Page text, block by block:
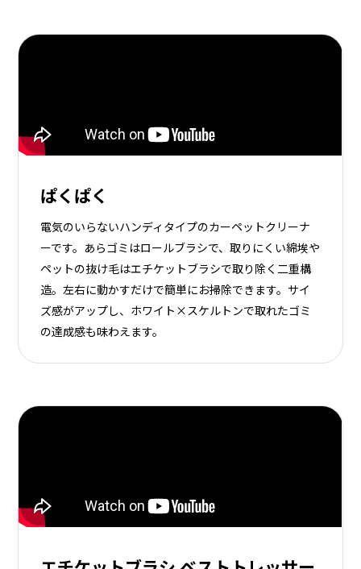
ぱくぱく
電気のいらないハンディタイプのカーペットクリーナ
ーです。あらゴミはロールブラシで、取りにくい綿埃や
ペットの抜け毛はエチケットブラシで取り除く二重構
造。左右に動かすだけで簡単にお掃除できます。サイ
ズ感がアップし、ホワイト×スケルトンで取れたゴミ
の達成感も味わえます。